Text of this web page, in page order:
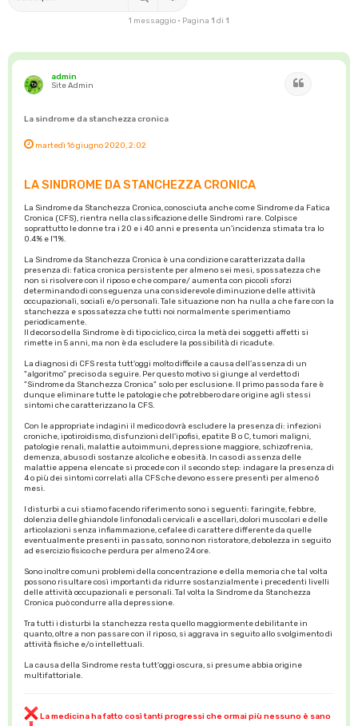
1 messaggio • Pagina 1 di 1
admin
Site Admin
La sindrome da stanchezza cronica
martedì 16 giugno 2020, 2:02
LA SINDROME DA STANCHEZZA CRONICA
La Sindrome da Stanchezza Cronica, conosciuta anche come Sindrome da Fatica
Cronica (CFS), rientra nella classificazione delle Sindromi rare. Colpisce
soprattutto le donne tra i 20 e i 40 anni e presenta un'incidenza stimata tra lo
0.4% e l'1%.
La Sindrome da Stanchezza Cronica è una condizione caratterizzata dalla
presenza di: fatica cronica persistente per almeno sei mesi, spossatezza che
non si risolvere con il riposo e che compare/ aumenta con piccoli sforzi
determinando di conseguenza una considerevole diminuzione delle attività
occupazionali, sociali e/o personali. Tale situazione non ha nulla a che fare con la
stanchezza e spossatezza che tutti noi normalmente sperimentiamo
periodicamente.
Il decorso della Sindrome è di tipo ciclico, circa la metà dei soggetti affetti si
rimette in 5 anni, ma non è da escludere la possibilità di ricadute.
La diagnosi di CFS resta tutt'oggi molto difficile a causa dell'assenza di un
"algoritmo" preciso da seguire. Per questo motivo si giunge al verdetto di
"Sindrome da Stanchezza Cronica" solo per esclusione. Il primo passo da fare è
dunque eliminare tutte le patologie che potrebbero dare origine agli stessi
sintomi che caratterizzano la CFS.
Con le appropriate indagini il medico dovrà escludere la presenza di: infezioni
croniche, ipotiroidismo, disfunzioni dell'ipofisi, epatite B o C, tumori maligni,
patologie renali, malattie autoimmuni, depressione maggiore, schizofrenia,
demenza, abuso di sostanze alcoliche e obesità. In caso di assenza delle
malattie appena elencate si procede con il secondo step: indagare la presenza di
4 o più dei sintomi correlati alla CFS che devono essere presenti per almeno 6
mesi.
I disturbi a cui stiamo facendo riferimento sono i seguenti: faringite, febbre,
dolenzia delle ghiandole linfonodali cervicali e ascellari, dolori muscolari e delle
articolazioni senza infiammazione, cefalee di carattere differente da quelle
eventualmente presenti in passato, sonno non ristoratore, debolezza in seguito
ad esercizio fisico che perdura per almeno 24 ore.
Sono inoltre comuni problemi della concentrazione e della memoria che tal volta
possono risultare così importanti da ridurre sostanzialmente i precedenti livelli
delle attività occupazionali e personali. Tal volta la Sindrome da Stanchezza
Cronica può condurre alla depressione.
Tra tutti i disturbi la stanchezza resta quello maggiormente debilitante in
quanto, oltre a non passare con il riposo, si aggrava in seguito allo svolgimento di
attività fisiche e/o intellettuali.
La causa della Sindrome resta tutt'oggi oscura, si presume abbia origine
multifattoriale.
La medicina ha fatto così tanti progressi che ormai più nessuno è sano